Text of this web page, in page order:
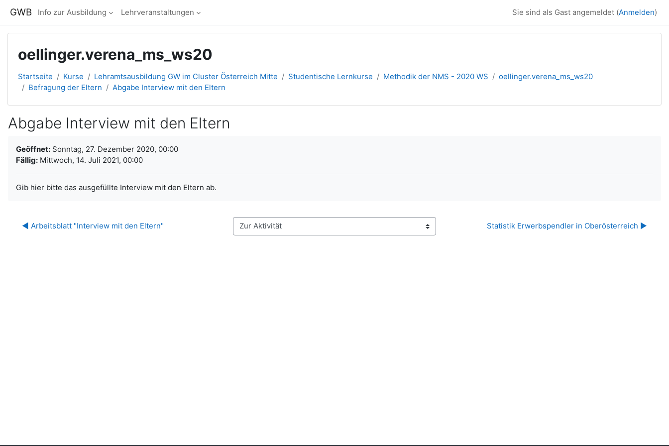
GWB Info zur Ausbildung Lehrveranstaltungen Sie sind als Gast angemeldet (Anmelden)
oellinger.verena_ms_ws20
Startseite Kurse Lehramtsausbildung GW im Cluster Österreich Mitte Studentische Lernkurse Methodik der NMS - 2020 WS
oellinger.verena_ms_ws20
Befragung der Eltern
Abgabe Interview mit den Eltern
Abgabe Interview mit den Eltern
Geöffnet: Sonntag, 27. Dezember 2020, 00:00
Fällig: Mittwoch, 14. Juli 2021, 00:00
Gib hier bitte das ausgefüllte Interview mit den Eltern ab.
◀︎ Arbeitsblatt "Interview mit den Eltern" Zur Aktivität Statistik Erwerbspendler in Oberösterreich ▶︎